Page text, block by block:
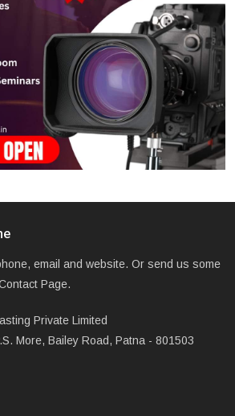
email and website. Or send us some
Page.
Private Limited
More, Bailey Road, Patna - 801503